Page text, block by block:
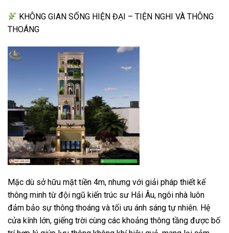
KHÔNG GIAN SỐNG HIỆN ĐẠI – TIỆN NGHI VÀ THÔNG
THOÁNG
Mặc dù sở hữu mặt tiền 4m, nhưng với giải pháp thiết kế
thông minh từ đội ngũ kiến trúc sư Hải Âu, ngôi nhà luôn
đảm bảo sự thông thoáng và tối ưu ánh sáng tự nhiên. Hệ
cửa kính lớn, giếng trời cùng các khoảng thông tầng được bố